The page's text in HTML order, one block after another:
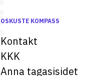
OSKUSTE KOMPASS
Kontakt
KKK
Anna tagasisidet